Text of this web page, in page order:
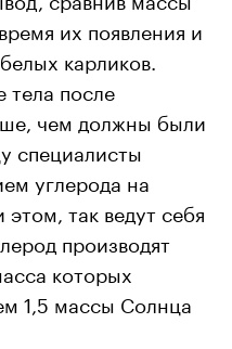
их появления и
карликов.
тела после
чем должны были
специалисты
углерода на
так ведут себя
производят
которых
1,5 массы Солнца